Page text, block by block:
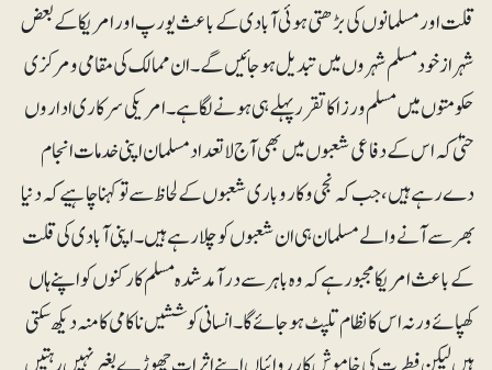
قلت اور مسلمانوں کی بڑھتی ہوئی آبادی کے باعث یورپ اور امریکا کے بعض
شہر ازخود مسلم شہروں میں تبدیل ہوجائیں گے۔ ان ممالک کی مقامی و مرکزی
حکومتوں میں مسلم ورزا کا تقرر پہلے ہی ہونے لگا ہے۔ امریکی سرکاری اداروں
حتیٰ کہ اس کے دفاعی شعبوں میں بھی آج لاتعداد مسلمان اپنی خدمات انجام
دے رہے ہیں، جب کہ نجی و کاروباری شعبوں کے لحاظ سے تو کہنا چاہیے کہ دنیا
بھر سے آنے والے مسلمان ہی ان شعبوں کو چلا رہے ہیں۔ اپنی آبادی کی قلت
کے باعث امریکا مجبور ہے کہ وہ باہر سے درآمد شدہ مسلم کارکنوں کو اپنے ہاں
کھپائے ورنہ اس کا نظام تلپٹ ہوجائے گا۔ انسانی کوششیں ناکامی کا منہ دیکھ سکتی